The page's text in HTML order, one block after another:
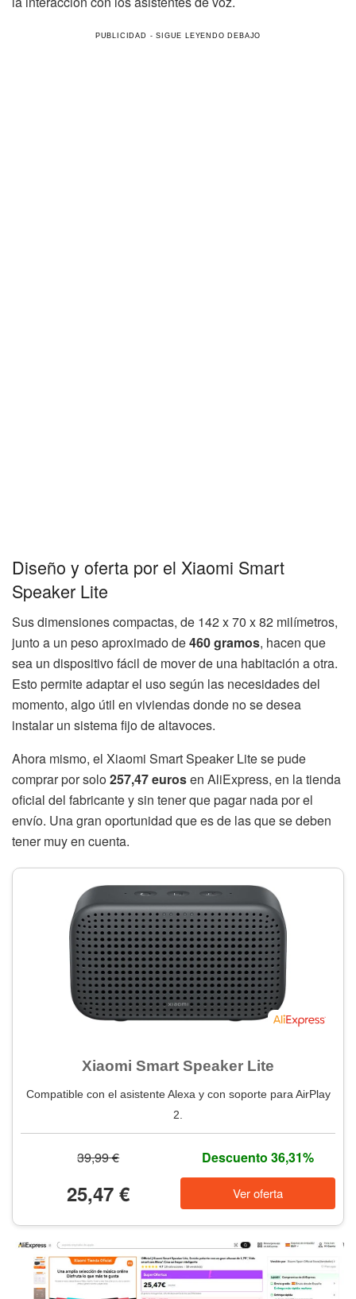
Diseño y oferta por el Xiaomi Smart
Speaker Lite
Sus dimensiones compactas, de 142 x 70 x 82 milímetros,
junto a un peso aproximado de460 gramos, hacen que
sea un dispositivo fácil de mover de una habitación a otra.
Esto permite adaptar el uso según las necesidades del
momento, algo útil en viviendas donde no se desea
instalar un sistema fijo de altavoces.
Ahora mismo, el Xiaomi Smart Speaker Lite se pude
comprar por solo257,47 eurosen AliExpress, en la tienda
oficial del fabricante y sin tener que pagar nada por el
envío. Una gran oportunidad que es de las que se deben
tener muy en cuenta.
Xiaomi Smart Speaker Lite
Compatible con el asistente Alexa y con soporte para AirPlay
2.
39,99 € Descuento 36,31%
25,47 € Ver oferta